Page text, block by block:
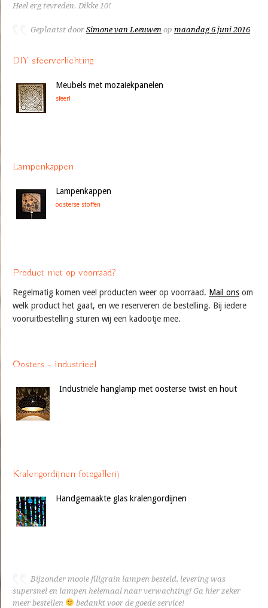
Heel erg tevreden. Dikke 10!
Geplaatst door Simone van Leeuwen op maandag 6 juni 2016
DIY sfeerverlichting
Meubels met mozaiekpanelen
sfeer!
Lampenkappen
Lampenkappen
oosterse stoffen
Product niet op voorraad?
Regelmatig komen veel producten weer op voorraad. Mail ons om
welk product het gaat, en we reserveren de bestelling. Bij iedere
vooruitbestelling sturen wij een kadootje mee.
Oosters – industrieel
Industriële hanglamp met oosterse twist en hout
Kralengordijnen fotogallerij
Handgemaakte glas kralengordijnen
Bijzonder mooie filigrain lampen besteld, levering was
supersnel en lampen helemaal naar verwachting! Ga hier zeker
meer bestellen
bedankt voor de goede service!